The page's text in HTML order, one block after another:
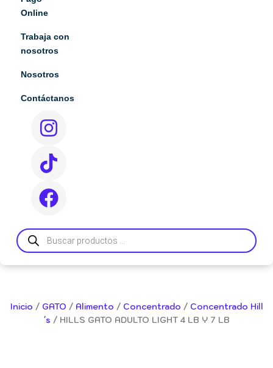
Online
Trabaja con
nosotros
Nosotros
Contáctanos
I
n
s
t
a
r
a
m
T
i
k
t
o
F
a
c
e
b
o
k
Búsqueda
de
productos
Inicio / GATO / Alimento / Concentrado / Concentrado Hill
´s / HILLS GATO ADULTO LIGHT 4 LB Y 7 LB